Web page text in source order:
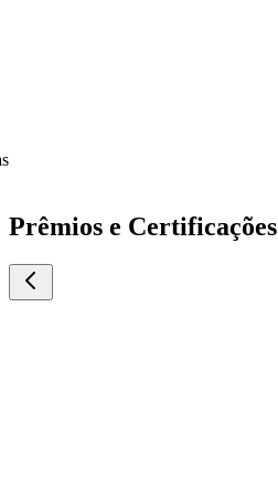
Prêmios e Certificações